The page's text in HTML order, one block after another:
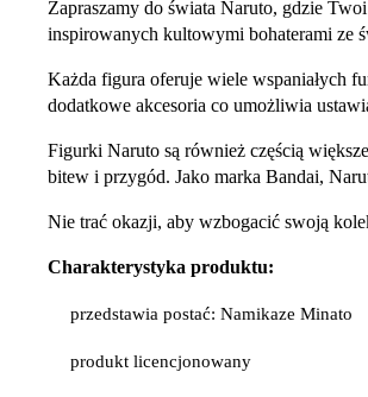
Zapraszamy do świata Naruto, gdzie
inspirowanych kultowymi bohaterami ze
Każda figura oferuje wiele wspaniałych
dodatkowe akcesoria co umożliwia
Figurki Naruto są również częścią
bitew i przygód. Jako marka Bandai,
Nie trać okazji, aby wzbogacić swoją
Charakterystyka produktu:
przedstawia postać: Namikaze Minato
produkt licencjonowany